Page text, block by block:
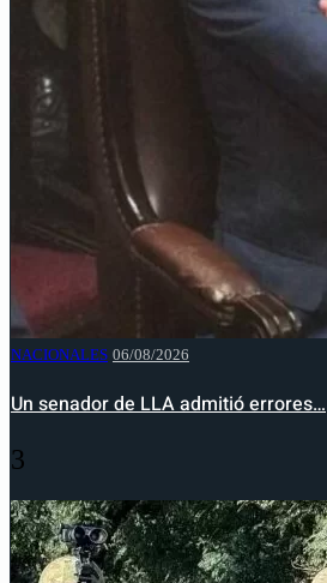
NACIONALES 06/08/2026
Un senador de LLA admitió errores…
3